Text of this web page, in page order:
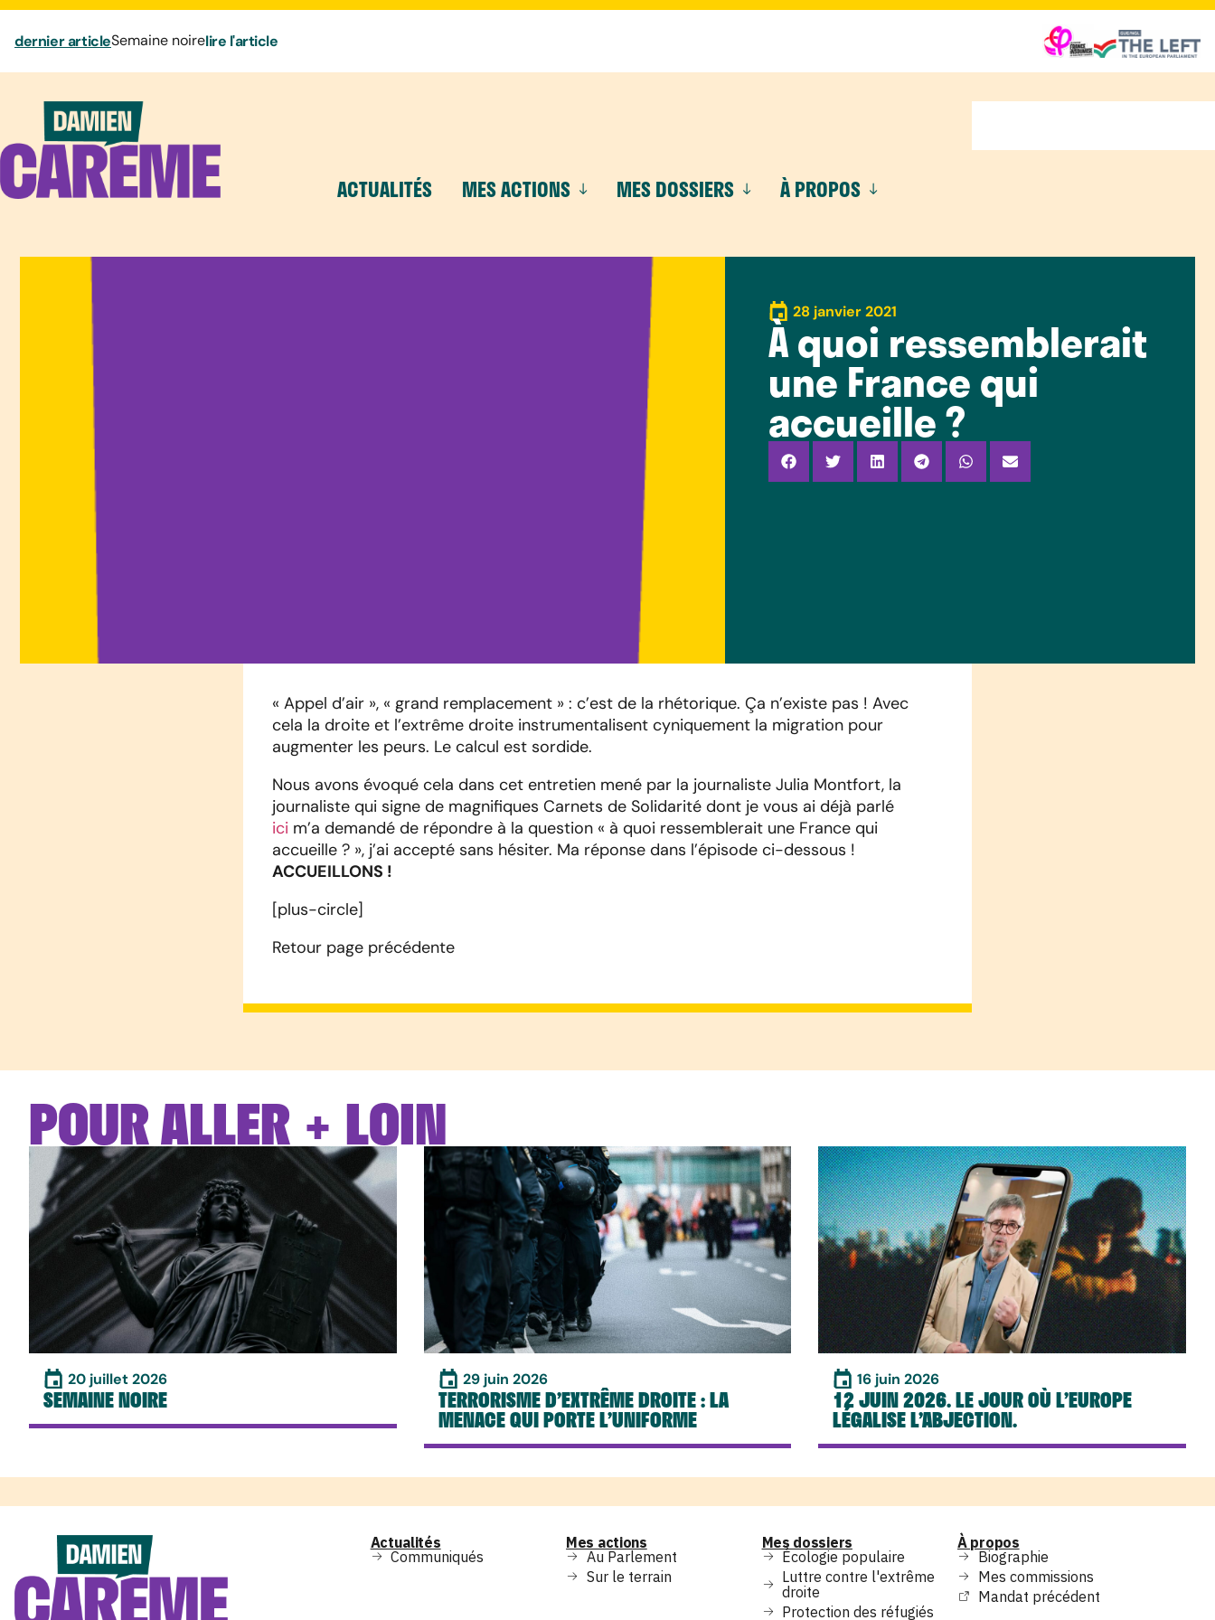
dernier articleSemaine noirelire l'article
ACTUALITÉS MES ACTIONS MES DOSSIERS À PROPOS
28 janvier 2021
À quoi ressemblerait
une France qui
accueille ?
« Appel d’air », « grand remplacement » : c’est de la rhétorique. Ça n’existe pas ! Avec
cela la droite et l’extrême droite instrumentalisent cyniquement la migration pour
augmenter les peurs. Le calcul est sordide.
Nous avons évoqué cela dans cet entretien mené par la journaliste Julia Montfort, la
journaliste qui signe de magnifiques Carnets de Solidarité dont je vous ai déjà parlé
ici m’a demandé de répondre à la question « à quoi ressemblerait une France qui
accueille ? », j’ai accepté sans hésiter. Ma réponse dans l’épisode ci-dessous !
ACCUEILLONS !
[plus-circle]
Retour page précédente
POUR ALLER + LOIN
20 juillet 2026
SEMAINE NOIRE
29 juin 2026
TERRORISME D’EXTRÊME DROITE : LA
MENACE QUI PORTE L’UNIFORME
16 juin 2026
12 JUIN 2026. LE JOUR OÙ L’EUROPE
LÉGALISE L’ABJECTION.
Actualités
Communiqués
Mes actions
Au Parlement
Sur le terrain
Mes dossiers
Écologie populaire
Luttre contre l'extrême
droite
Protection des réfugiés
À propos
Biographie
Mes commissions
Mandat précédent